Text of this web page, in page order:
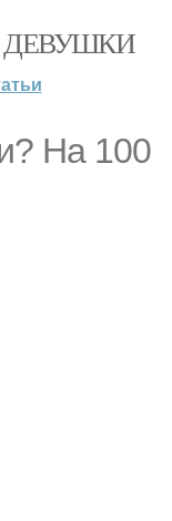
ДЕВУШКИ
На 100